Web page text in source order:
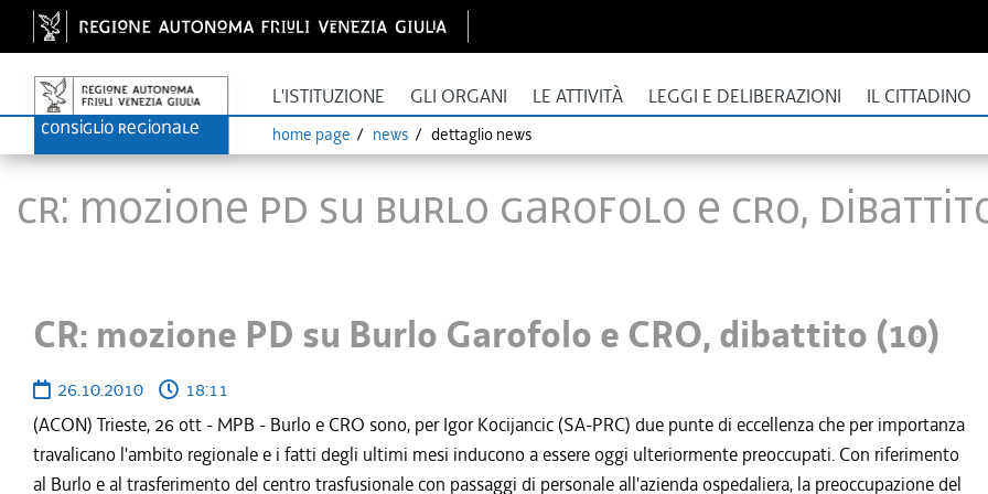
L'ISTITUZIONE GLI ORGANI LE ATTIVITÀ LEGGI E DELIBERAZIONI IL CITTADINO
home page news dettaglio news
CR: mozione PD su Burlo Garofolo e CRO,
CR: mozione PD su Burlo Garofolo e CRO, dibattito (10)
26.10.2010
18:11
(ACON) Trieste, 26 ott - MPB - Burlo e CRO sono, per Igor Kocijancic (SA-PRC) due punte di eccellenza che per importanza
travalicano l'ambito regionale e i fatti degli ultimi mesi inducono a essere oggi ulteriormente preoccupati. Con riferimento
al Burlo e al trasferimento del centro trasfusionale con passaggi di personale all'azienda ospedaliera, la preoccupazione del